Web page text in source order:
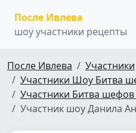
После Ивлева
шоу участники рецепты
После Ивлева Участники
Участники Шоу Битва
Участники Битва шефов
Участник шоу Данила